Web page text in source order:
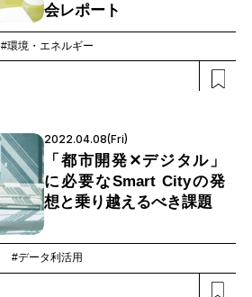
会レポート
#環境・エネルギー
2022.04.08(Fri)
「都市開発✕デジタル」
に必要なSmart Cityの発
想と乗り越えるべき課題
#データ利活用